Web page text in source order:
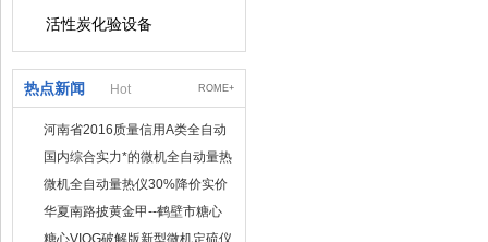
活性炭化验设备
热点新闻 Hot ROME+
河南省2016质量信用A类全自动
量热仪
国内综合实力*的微机全自动量热
仪制造企业
微机全自动量热仪30%降价实价
出售
华夏南路披黄金甲--鹤壁市糖心
VIOG破解版仪器仪表有限公司
糖心VIOG破解版新型微机定硫仪